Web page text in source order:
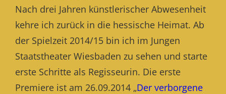
Nach drei Jahren künstlerischer Abwesenheit
kehre ich zurück in die hessische Heimat. Ab
der Spielzeit 2014/15 bin ich im Jungen
Staatstheater Wiesbaden zu sehen und starte
erste Schritte als Regisseurin. Die erste
Premiere ist am 26.09.2014 „Der verborgene